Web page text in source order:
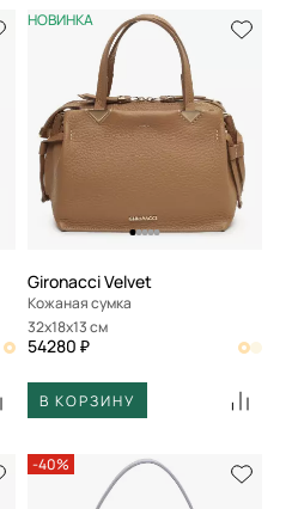
Сначала популярные
По возрастанию цены
По убыванию цены
По размеру скидки
По скорости доставки
НОВИНКА
Gironacci Velvet
Кожаная сумка
32x18x13 см
54280 ₽
В КОРЗИНУ
-40%